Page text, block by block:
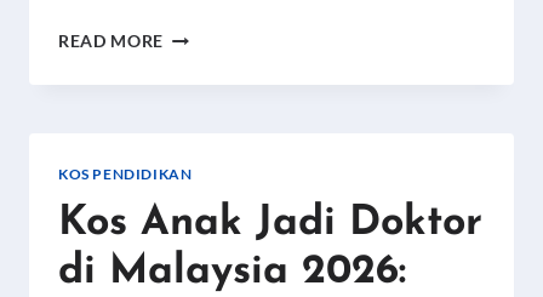
READ MORE KOS
DAN
DATA
TERKINI
UM
KOS PENDIDIKAN
Kos Anak Jadi Doktor
di Malaysia 2026: